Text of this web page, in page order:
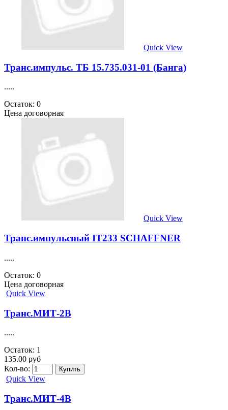
Quick View
Транс.импульс. ТБ 15.735.031-01 (Банга)
.....
Остаток: 0
Цена договорная
Quick View
Транс.импульсный IT233 SCHAFFNER
.....
Остаток: 0
Цена договорная
Quick View
Транс.МИТ-2В
.....
Остаток: 1
135.00 руб
Кол-во:
Quick View
Транс.МИТ-4В